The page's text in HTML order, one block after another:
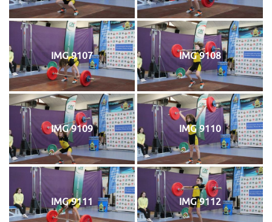
IMG 9107 IMG 9108
IMG 9109 IMG 9110
IMG 9111 IMG 9112